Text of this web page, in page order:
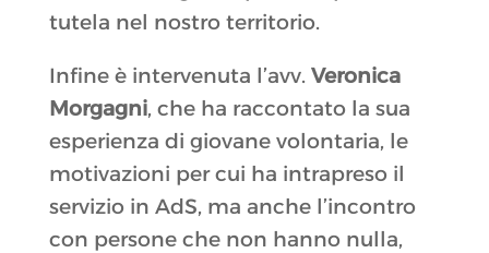
tutela nel nostro territorio.
Infine è intervenuta l’avv. Veronica
Morgagni, che ha raccontato la sua
esperienza di giovane volontaria, le
motivazioni per cui ha intrapreso il
servizio in AdS, ma anche l’incontro
con persone che non hanno nulla,